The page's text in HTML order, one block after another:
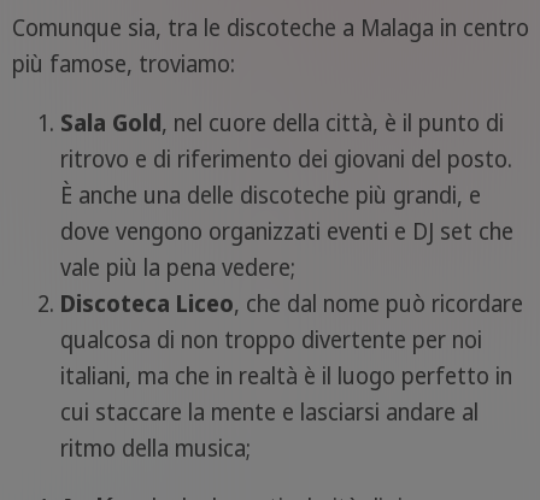
Comunque sia, tra le discoteche a Malaga in centro
più famose, troviamo:
Sala Gold, nel cuore della città, è il punto di
ritrovo e di riferimento dei giovani del posto.
È anche una delle discoteche più grandi, e
dove vengono organizzati eventi e DJ set che
vale più la pena vedere;
Discoteca Liceo, che dal nome può ricordare
qualcosa di non troppo divertente per noi
italiani, ma che in realtà è il luogo perfetto in
cui staccare la mente e lasciarsi andare al
ritmo della musica;